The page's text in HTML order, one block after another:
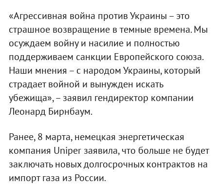
«Агрессивная война против Украины – это
страшное возвращение в темные времена. Мы
осуждаем войну и насилие и полностью
поддерживаем санкции Европейского союза.
Наши мнения – с народом Украины, который
страдает войной и вынужден искать
убежища», – заявил гендиректор компании
Леонард Бирнбаум.
Ранее, 8 марта, немецкая энергетическая
компания Uniper заявила, что больше не будет
заключать новых долгосрочных контрактов на
импорт газа из России.